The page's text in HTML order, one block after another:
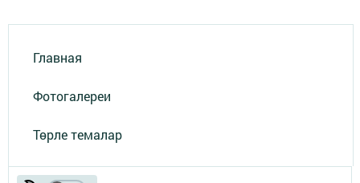
Главная
Фотогалереи
Төрле темалар